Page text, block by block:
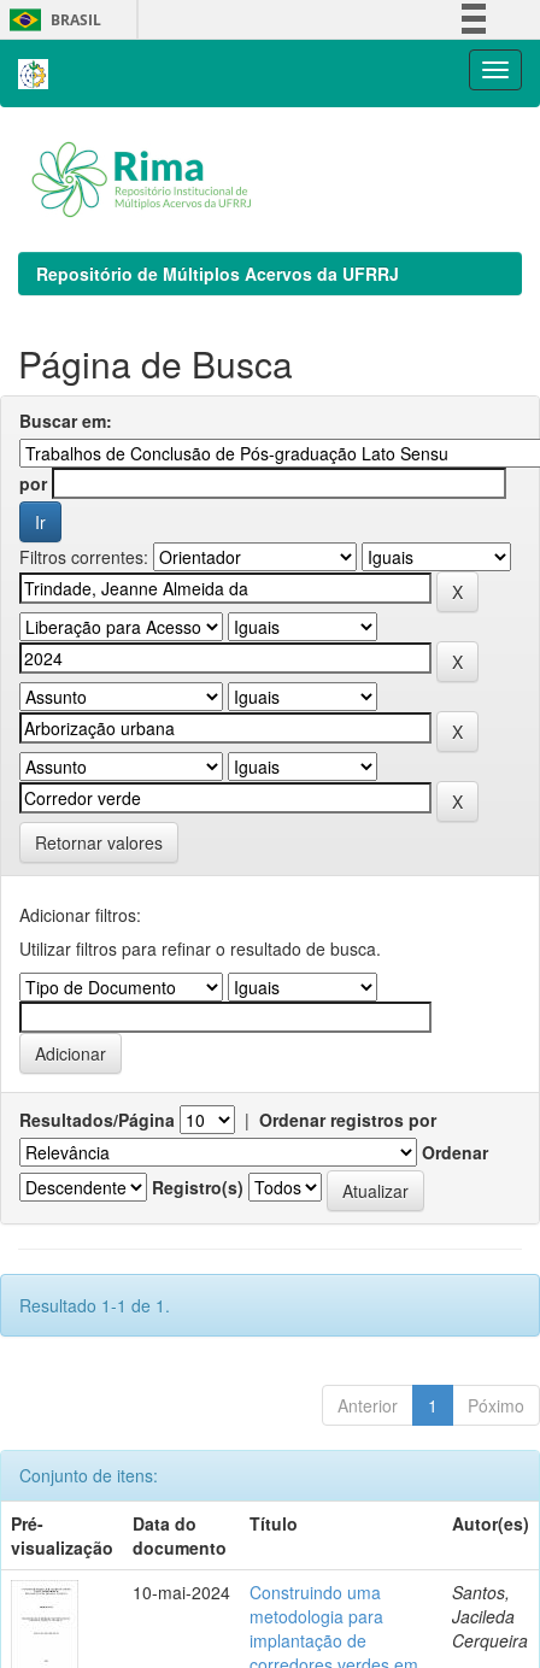
Skip
navigation
BRASIL
Repositório de Múltiplos Acervos da UFRRJ
Página de Busca
Buscar em:
por
Filtros correntes:
Retornar valores
Adicionar filtros:
Utilizar filtros para refinar o resultado de busca.
Resultados/Página | Ordenar registros por
Ordenar
Registro(s)
Resultado 1-1 de 1.
Anterior 1 Póximo
Conjunto de itens:
Pré-
visualização
Data do
documento
Título Autor(es)
10-mai-2024
Construindo uma
metodologia para
implantação de
Santos,
Jacileda
Cerqueira